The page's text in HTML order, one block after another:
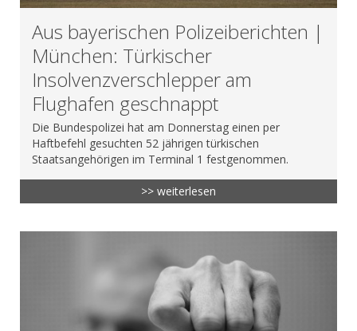
Aus bayerischen Polizeiberichten |
München: Türkischer
Insolvenzverschlepper am
Flughafen geschnappt
Die Bundespolizei hat am Donnerstag einen per
Haftbefehl gesuchten 52 jährigen türkischen
Staatsangehörigen im Terminal 1 festgenommen.
>> weiterlesen